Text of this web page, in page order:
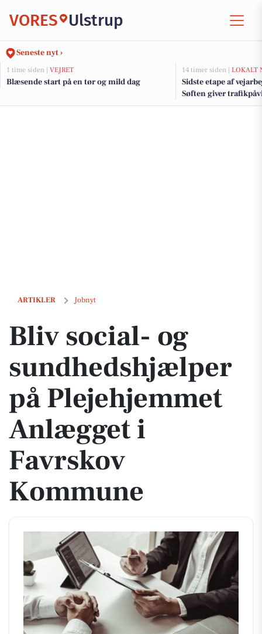
VORES Ulstrup
Seneste nyt ›
1 time siden | VEJRET
Blæsende start på en tør og mild dag
14 timer siden | LOKALT
Sidste etape af
Søften giver
kommende uger
ARTIKLER Jobnyt
Bliv social- og sundhedshjælper på Plejehjemmet Anlægget i
Bliv social- og
sundhedshjælper
på Plejehjemmet
Anlægget i
Favrskov
Kommune